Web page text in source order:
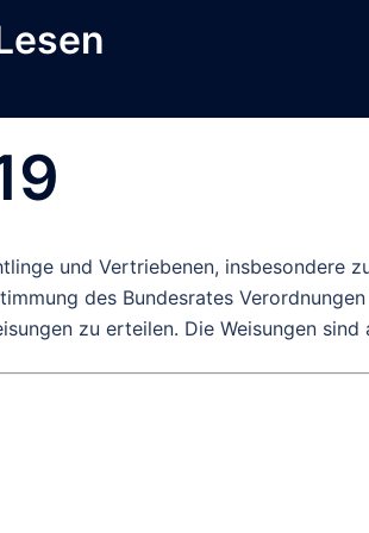
und Vertriebenen, insbesondere
des Bundesrates
zu erteilen. Die Weisungen